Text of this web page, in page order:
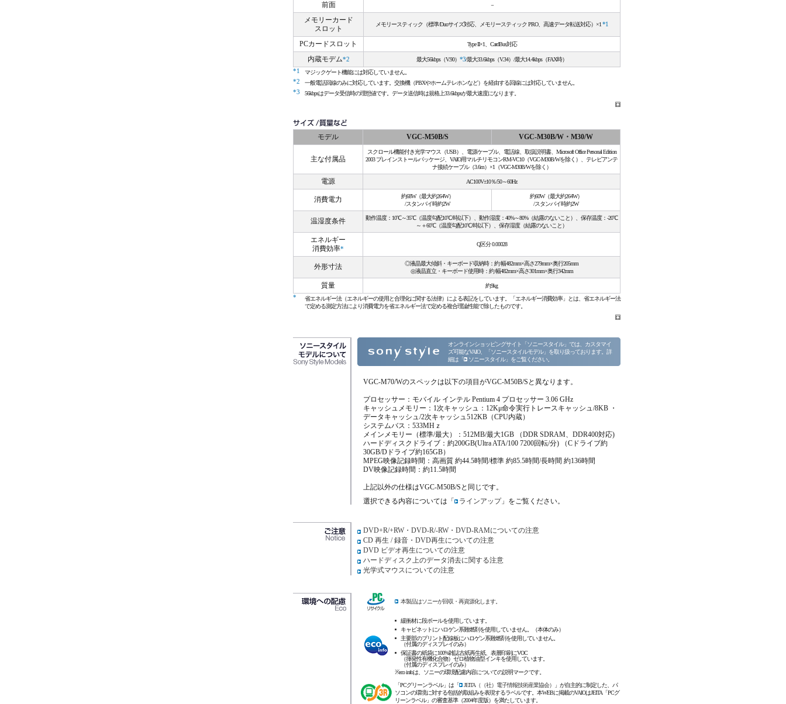
前面 －
メモリーカード
スロット
メモリースティック（標準/Duoサイズ対応、メモリースティック PRO、高速データ転送対応）×1 *1
PCカードスロット Type II×1、CardBus対応
内蔵モデム*2 最大56kbps（V.90） *3/最大33.6kbps（V.34）/最大14.4kbps（FAX時）
*1
マジックゲート機能には対応していません。
*2
一般電話回線のみに対応しています。交換機（PBXやホームテレホンなど）を経由する回線には対応していません。
*3
56kbpsはデータ受信時の理想値です。データ送信時は規格上33.6kbpsが最大速度になります。
モデル VGC-M50B/S VGC-M30B/W・M30/W
主な付属品
スクロール機能付き光学マウス（USB）、電源ケーブル、電話線、取扱説明書、Microsoft Office Personal Edition
2003 プレインストールパッケージ、VAIO用マルチリモコンRM-VC10（VGC-M30B/Wを除く）、テレビアンテ
ナ接続ケーブル（3.6m）×1（VGC-M30B/Wを除く）
電源 AC100V±10％/50～60Hz
消費電力
約68W（最大約264W）
/スタンバイ時約2W
約60W（最大約264W）
/スタンバイ時約2W
温湿度条件
動作温度：10℃～35℃（温度勾配10℃/時以下）、動作湿度：40%～80%（結露のないこと）、保存温度：-20℃
～＋60℃（温度勾配10℃/時以下）、保存湿度（結露のないこと）
エネルギー
消費効率*
Q区分 0.00028
外形寸法
◎液晶最大傾斜・キーボード収納時：約 幅482mm×高さ279mm×奥行205mm
◎液晶直立・キーボード使用時：約 幅482mm×高さ301mm×奥行342mm
質量
約9kg
*
省エネルギー法（エネルギーの使用と合理化に関する法律）による表記をしています。「エネルギー消費効率」とは、省エネルギー法
で定める測定方法により消費電力を省エネルギー法で定める複合理論性能で除したものです。
オンラインショッピングサイト「ソニースタイル」では、カスタマイ
ズ可能なVAIO、「ソニースタイルモデル」を取り扱っております。詳
細は「
ソニースタイル」をご覧ください。
VGC-M70/Wのスペックは以下の項目がVGC-M50B/Sと異なります。
プロセッサー：モバイル インテル Pentium 4 プロセッサー 3.06 GHz
キャッシュメモリー：1次キャッシュ：12Kμ命令実行トレースキャッシュ/8KB ・
データキャッシュ/2次キャッシュ512KB（CPU内蔵）
システムバス：533MHｚ
メインメモリー（標準/最大）：512MB/最大1GB （DDR SDRAM、DDR400対応)
ハードディスクドライブ：約200GB(Ultra ATA/100 7200回転/分) （Cドライブ約
30GB/Dドライブ約165GB）
MPEG映像記録時間：高画質 約44.5時間/標準 約85.5時間/長時間 約136時間
DV映像記録時間：約11.5時間
上記以外の仕様はVGC-M50B/Sと同じです。
選択できる内容については「
ラインアップ」をご覧ください。
DVD+R/+RW・DVD-R/-RW・DVD-RAMについての注意
CD 再生 / 録音・DVD再生についての注意
DVD ビデオ再生についての注意
ハードディスク上のデータ消去に関する注意
光学式マウスについての注意
本製品はソニーが回収・再資源化します。
緩衝材に段ボールを使用しています。
キャビネットにハロゲン系難燃剤を使用していません。（本体のみ）
主要部のプリント配線板にハロゲン系難燃剤を使用していません。
（付属のディスプレイのみ）
保証書の紙袋に100%雑誌古紙再生紙、表層印刷にVOC
（揮発性有機化合物）ゼロ植物油型インキを使用しています。
（付属のディスプレイのみ）
※eco infoは、ソニーの環境配慮内容についての説明マークです。
「PCグリーンラベル」は「
JEITA（（社）電子情報技術産業協会）
」が自主的に制定した、パ
ソコンの環境に対する包括的取組みを表現するラベルです。本WEBに掲載のVAIOはJEITA「PCグ
リーンラベル」の審査基準（2004年度版）を満たしています。